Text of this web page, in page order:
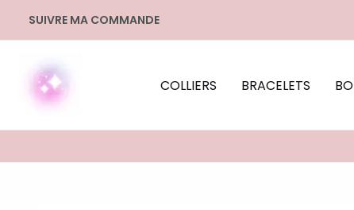
SUIVRE MA COMMANDE
COLLIERS BRACELETS